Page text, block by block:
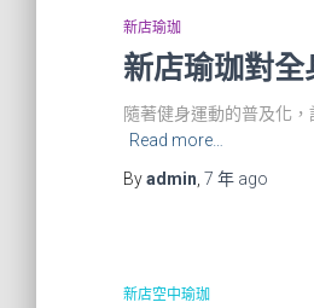
新店瑜珈
新店瑜珈對
隨著健身運動的普及化
Read more…
Byadmin 7 年 ago
新店空中瑜珈